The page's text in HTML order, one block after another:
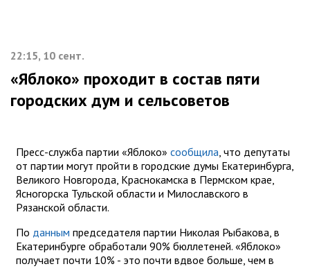
22:15, 10 сент.
«Яблоко» проходит в состав пяти
городских дум и сельсоветов
Пресс-служба партии «Яблоко» сообщила, что депутаты
от партии могут пройти в городские думы Екатеринбурга,
Великого Новгорода, Краснокамска в Пермском крае,
Ясногорска Тульской области и Милославского в
Рязанской области.
По данным председателя партии Николая Рыбакова, в
Екатеринбурге обработали 90% бюллетеней. «Яблоко»
получает почти 10% - это почти вдвое больше, чем в